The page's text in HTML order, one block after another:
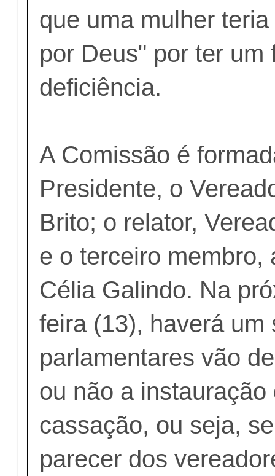
que uma mulher
por Deus" por ter um
deficiência.
A Comissão é
Presidente, o
Brito; o relator,
e o terceiro membro,
Célia Galindo. Na
feira (13), haverá um
parlamentares vão
ou não a
cassação, ou seja,
parecer dos